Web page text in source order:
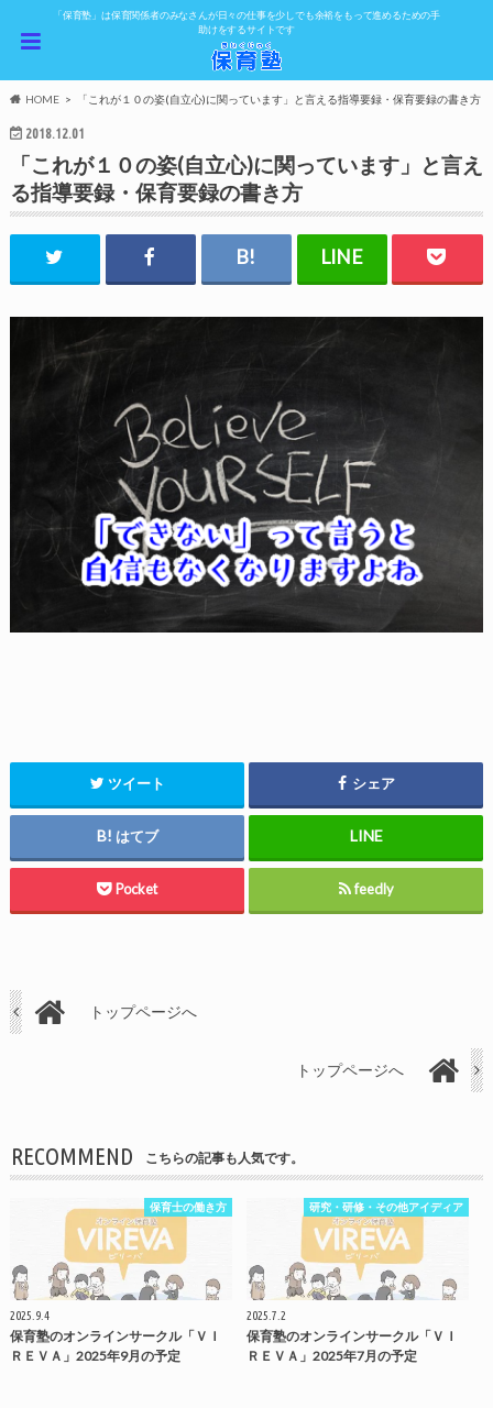
「保育塾」は保育関係者のみなさんが日々の仕事を少しでも余裕をもって進めるための手
助けをするサイトです
HOME 「これが１０の姿(自立心)に関っています」と言える指導要録・保育要録の書き方
2018.12.01
「これが１０の姿(自立心)に関っています」と言え
る指導要録・保育要録の書き方
ツイート シェア
はてブ
Pocket feedly
トップページへ
トップページへ
RECOMMEND こちらの記事も人気です。
保育士の働き方
2025.9.4
保育塾のオンラインサークル「ＶＩ
ＲＥＶＡ」2025年9月の予定
研究・研修・その他アイディア
2025.7.2
保育塾のオンラインサークル「ＶＩ
ＲＥＶＡ」2025年7月の予定